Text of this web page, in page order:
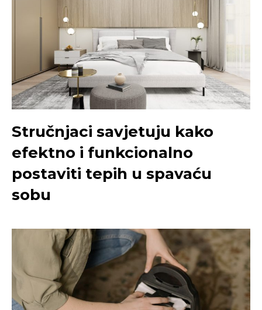
Stručnjaci savjetuju kako
efektno i funkcionalno
postaviti tepih u spavaću
sobu